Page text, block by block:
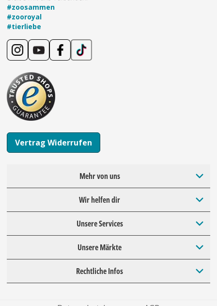
#zoosammen
#zooroyal
#tierliebe
Vertrag Widerrufen
Mehr von uns
Wir helfen dir
Unsere Services
Unsere Märkte
Rechtliche Infos